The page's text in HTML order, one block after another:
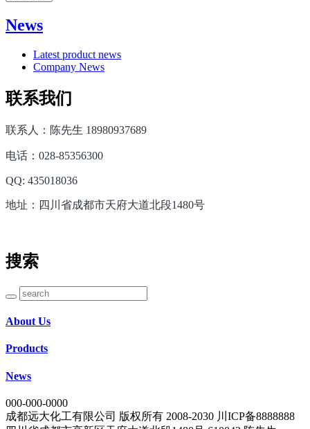
News
Latest product news
Company News
联系我们
联系人：陈先生 18980937689
电话：028-85356300
QQ: 435018036
地址：四川省成都市天府大道北段1480号
搜索
About Us
Products
News
000-000-0000
成都远大化工有限公司 版权所有 2008-2030 川ICP备8888888